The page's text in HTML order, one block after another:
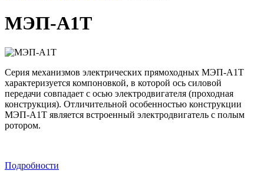
МЭП-А1Т
Серия механизмов электрических прямоходных МЭП-А1Т
характеризуется компоновкой, в которой ось силовой
передачи совпадает с осью электродвигателя (проходная
конструкция). Отличительной особенностью конструкции
МЭП-А1Т является встроенный электродвигатель с полым
ротором.
Подробности